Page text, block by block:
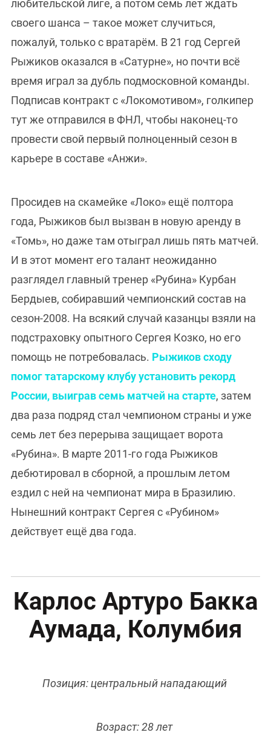
любительской лиге, а потом семь лет ждать
своего шанса – такое может случиться,
пожалуй, только с вратарём. В 21 год Сергей
Рыжиков оказался в «Сатурне», но почти всё
время играл за дубль подмосковной команды.
Подписав контракт с «Локомотивом», голкипер
тут же отправился в ФНЛ, чтобы наконец-то
провести свой первый полноценный сезон в
карьере в составе «Анжи».
Просидев на скамейке «Локо» ещё полтора
года, Рыжиков был вызван в новую аренду в
«Томь», но даже там отыграл лишь пять матчей.
И в этот момент его талант неожиданно
разглядел главный тренер «Рубина» Курбан
Бердыев, собиравший чемпионский состав на
сезон-2008. На всякий случай казанцы взяли на
подстраховку опытного Сергея Козко, но его
помощь не потребовалась. Рыжиков сходу
помог татарскому клубу установить рекорд
России, выиграв семь матчей на старте, затем
два раза подряд стал чемпионом страны и уже
семь лет без перерыва защищает ворота
«Рубина». В марте 2011-го года Рыжиков
дебютировал в сборной, а прошлым летом
ездил с ней на чемпионат мира в Бразилию.
Нынешний контракт Сергея с «Рубином»
действует ещё два года.
Карлос Артуро Бакка
Аумада, Колумбия
Позиция: центральный нападающий
Возраст: 28 лет